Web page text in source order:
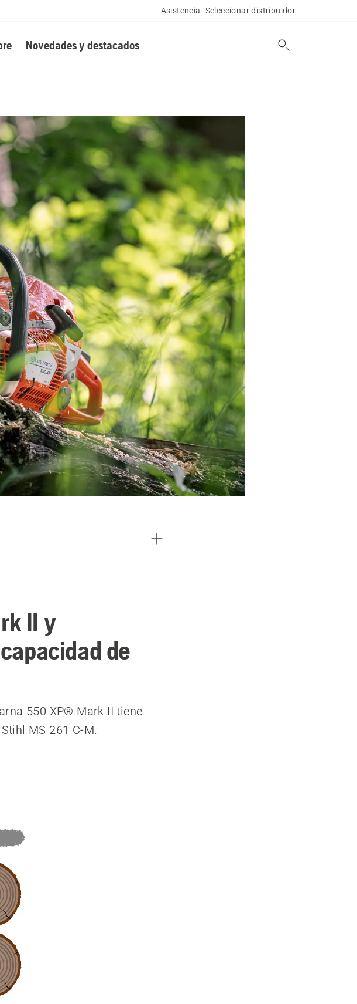
Asistencia Seleccionar distribuidor
Novedades y destacados
II y
de
550 XP® Mark II tiene
MS 261 C-M.